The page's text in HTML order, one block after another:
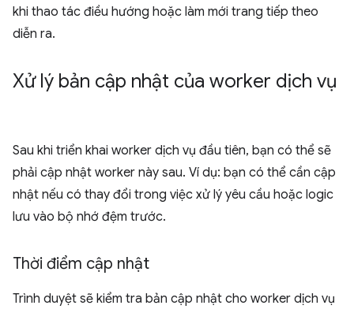
khi thao tác điều hướng hoặc làm mới trang tiếp theo
diễn ra.
Xử lý bản cập nhật của worker dịch vụ
Sau khi triển khai worker dịch vụ đầu tiên, bạn có thể sẽ
phải cập nhật worker này sau. Ví dụ: bạn có thể cần cập
nhật nếu có thay đổi trong việc xử lý yêu cầu hoặc logic
lưu vào bộ nhớ đệm trước.
Thời điểm cập nhật
Trình duyệt sẽ kiểm tra bản cập nhật cho worker dịch vụ